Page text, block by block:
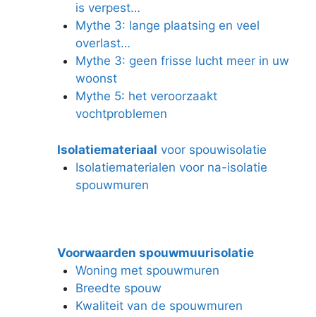
is verpest…
Mythe 3: lange plaatsing en veel
overlast…
Mythe 3: geen frisse lucht meer in uw
woonst
Mythe 5: het veroorzaakt
vochtproblemen
Isolatiemateriaal voor spouwisolatie
Isolatiematerialen voor na-isolatie
spouwmuren
Voorwaarden spouwmuurisolatie
Woning met spouwmuren
Breedte spouw
Kwaliteit van de spouwmuren